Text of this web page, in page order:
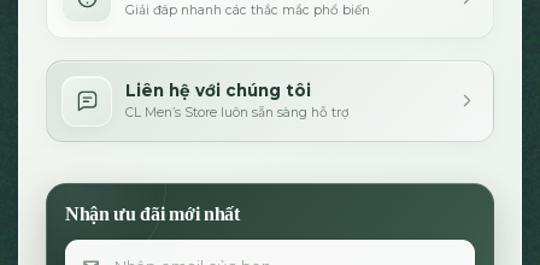
Giải đáp nhanh các thắc mắc phổ biến
Liên hệ với chúng tôi
CL Men’s Store luôn sẵn sàng hỗ trợ
Nhận ưu đãi mới nhất
Email